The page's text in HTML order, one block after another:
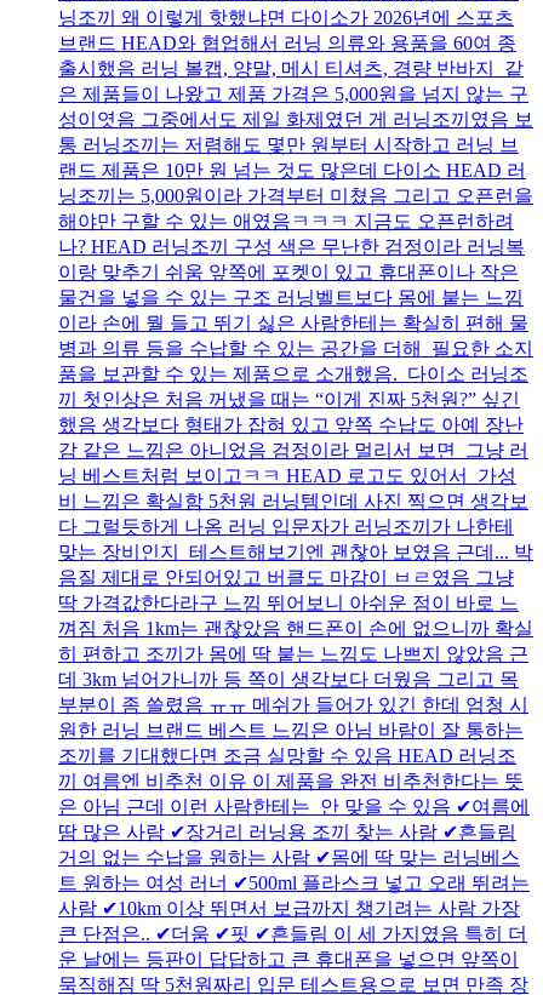
닝조끼 왜 이렇게 핫했냐면 다이소가 2026년에 스포츠
브랜드 HEAD와 협업해서 러닝 의류와 용품을 60여 종
출시했음 러닝 볼캡, 양말, 메시 티셔츠, 경량 반바지 같
은 제품들이 나왔고 제품 가격은 5,000원을 넘지 않는 구
성이엿음 그중에서도 제일 화제였던 게 러닝조끼였음 보
통 러닝조끼는 저렴해도 몇만 원부터 시작하고 러닝 브
랜드 제품은 10만 원 넘는 것도 많은데 다이소 HEAD 러
닝조끼는 5,000원이라 가격부터 미쳤음 그리고 오픈런을
해야만 구할 수 있는 애였음ㅋㅋㅋ 지금도 오픈런하려
나? HEAD 러닝조끼 구성 색은 무난한 검정이라 러닝복
이랑 맞추기 쉬움 앞쪽에 포켓이 있고 휴대폰이나 작은
물건을 넣을 수 있는 구조 러닝벨트보다 몸에 붙는 느낌
이라 손에 뭘 들고 뛰기 싫은 사람한테는 확실히 편해 물
병과 의류 등을 수납할 수 있는 공간을 더해 필요한 소지
품을 보관할 수 있는 제품으로 소개했음. 다이소 러닝조
끼 첫인상은 처음 꺼냈을 때는 “이게 진짜 5천원?” 싶긴
했음 생각보다 형태가 잡혀 있고 앞쪽 수납도 아예 장난
감 같은 느낌은 아니었음 검정이라 멀리서 보면 그냥 러
닝 베스트처럼 보이고ㅋㅋ HEAD 로고도 있어서 가성
비 느낌은 확실함 5천원 러닝템인데 사진 찍으면 생각보
다 그럴듯하게 나옴 러닝 입문자가 러닝조끼가 나한테
맞는 장비인지 테스트해보기엔 괜찮아 보였음 근데... 박
음질 제대로 안되어있고 버클도 마감이 ㅂㄹ였음 그냥
딱 가격값한다라구 느낌 뛰어보니 아쉬운 점이 바로 느
껴짐 처음 1km는 괜찮았음 핸드폰이 손에 없으니까 확실
히 편하고 조끼가 몸에 딱 붙는 느낌도 나쁘지 않았음 근
데 3km 넘어가니까 등 쪽이 생각보다 더웠음 그리고 목
부분이 좀 쓸렸음 ㅠㅠ 메쉬가 들어가 있긴 한데 엄청 시
원한 러닝 브랜드 베스트 느낌은 아님 바람이 잘 통하는
조끼를 기대했다면 조금 실망할 수 있음 HEAD 러닝조
끼 여름엔 비추천 이유 이 제품을 완전 비추천한다는 뜻
은 아님 근데 이런 사람한테는 안 맞을 수 있음 ✔여름에
땀 많은 사람 ✔장거리 러닝용 조끼 찾는 사람 ✔흔들림
거의 없는 수납을 원하는 사람 ✔몸에 딱 맞는 러닝베스
트 원하는 여성 러너 ✔500ml 플라스크 넣고 오래 뛰려는
사람 ✔10km 이상 뛰면서 보급까지 챙기려는 사람 가장
큰 단점은.. ✔더움 ✔핏 ✔흔들림 이 세 가지였음 특히 더
운 날에는 등판이 답답하고 큰 휴대폰을 넣으면 앞쪽이
묵직해짐 딱 5천원짜리 입문 테스트용으로 보면 만족 장